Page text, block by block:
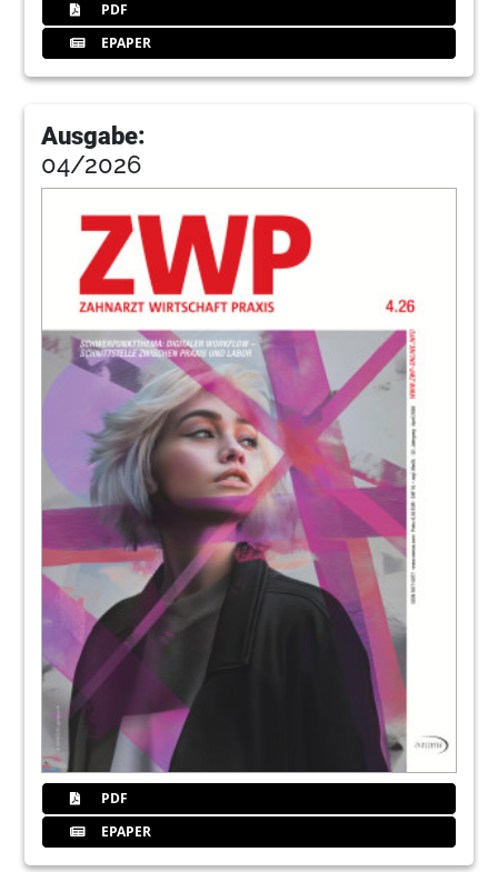
110Tanzen
113Kleinanzeige
Wissenscheck
PDF
EPAPER
Ausgabe:
04/2026
PDF
EPAPER